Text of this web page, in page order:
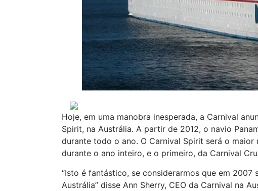
Hoje, em uma manobra inesperada, a Carnival
Spirit, na Austrália. A partir de 2012, o navio
durante todo o ano. O Carnival Spirit será o
durante o ano inteiro, e o primeiro, da Carnival
“Isto é fantástico, se considerarmos que em
Austrália” disse Ann Sherry, CEO da Carnival na